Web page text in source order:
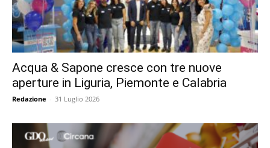
Acqua & Sapone cresce con tre nuove
aperture in Liguria, Piemonte e Calabria
Redazione - 31 Luglio 2026